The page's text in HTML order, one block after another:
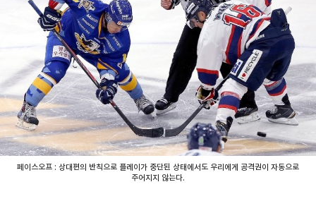
페이스오프 : 상대편의 반칙으로 플레이가 중단된 상태에서도 우리에게 공격권이 자동으로
주어지지 않는다.